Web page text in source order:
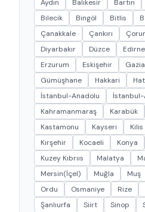
Aydın
Balıkesir Bartın
Bilecik
Bingöl Bitlis
Çanakkale
Çankırı
Diyarbakır
Düzce Edirne
Erzurum
Eskişehir
Gümüşhane
Hakkari
İstanbul-Anadolu
İstanbul-
Kahramanmaraş
Karabük
Kastamonu
Kayseri Kilis
Kırşehir
Kocaeli Konya
Kuzey Kıbrııs
Malatya
Mersin(İçel)
Muğla Muş
Ordu
Osmaniye Rize
Şanlıurfa
Siirt Sinop